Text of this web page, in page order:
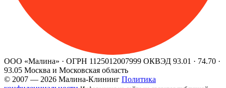
ООО «Малина» · ОГРН 1125012007999 ОКВЭД 93.01 · 74.70 ·
93.05 Москва и Московская область
© 2007 — 2026 Малина-Клининг Политика